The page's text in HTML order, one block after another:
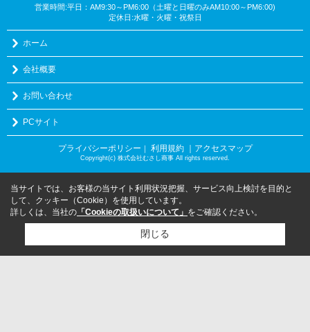
営業時間:平日：AM9:30～PM6:00（土曜と日曜のみAM10:00～PM6:00)
定休日:水曜・火曜・祝祭日
ホーム
会社概要
お問い合わせ
PCサイト
プライバシーポリシー ｜ 利用規約 ｜アクセスマップ
Copyright(c) 株式会社むさし商事 All rights reserved.
当サイトでは、お客様の当サイト利用状況把握、サービス向上検討を目的と
して、クッキー（Cookie）を使用しています。
詳しくは、当社の 「Cookieの取扱いについて」 をご確認ください。
閉じる